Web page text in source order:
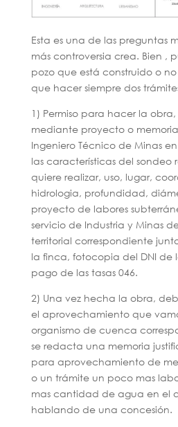
Esta es una de las preguntas
más controversia crea. Bien ,
pozo que está construido o
que hacer siempre dos
1) Permiso para hacer la obra,
mediante proyecto o
Ingeniero Técnico de Minas
las características del sondeo
quiere realizar, uso, lugar,
hidrologia, profundidad,
proyecto de labores
servicio de Industria y Minas
territorial correspondiente
la finca, fotocopia del DNI de
pago de las tasas 046.
2) Una vez hecha la obra,
el aprovechamiento que
organismo de cuenca
se redacta una memoria
para aprovechamiento de
o un trámite un poco mas
mas cantidad de agua en el
hablando de una concesión.